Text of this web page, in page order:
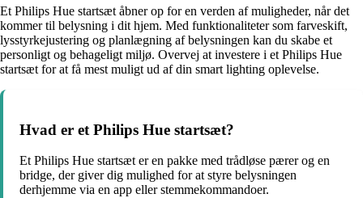
Et Philips Hue startsæt åbner op for en verden af muligheder, når det
kommer til belysning i dit hjem. Med funktionaliteter som farveskift,
lysstyrkejustering og planlægning af belysningen kan du skabe et
personligt og behageligt miljø. Overvej at investere i et Philips Hue
startsæt for at få mest muligt ud af din smart lighting oplevelse.
Hvad er et Philips Hue startsæt?
Et Philips Hue startsæt er en pakke med trådløse pærer og en
bridge, der giver dig mulighed for at styre belysningen
derhjemme via en app eller stemmekommandoer.